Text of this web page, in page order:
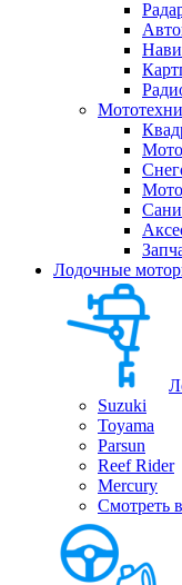
Лодочные
Suzuki
Toyama
Parsun
Reef Rider
Mercury
Смотреть